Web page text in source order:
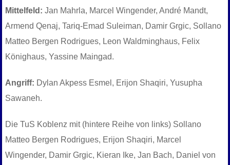
Mittelfeld: Jan Mahrla, Marcel Wingender, André Mandt,
Armend Qenaj, Tariq-Emad Suleiman, Damir Grgic, Sollano
Matteo Bergen Rodrigues, Leon Waldminghaus, Felix
Könighaus, Yassine Maingad.
Angriff: Dylan Akpess Esmel, Erijon Shaqiri, Yusupha
Sawaneh.
Die TuS Koblenz mit (hintere Reihe von links) Sollano
Matteo Bergen Rodrigues, Erijon Shaqiri, Marcel
Wingender, Damir Grgic, Kieran Ike, Jan Bach, Daniel von